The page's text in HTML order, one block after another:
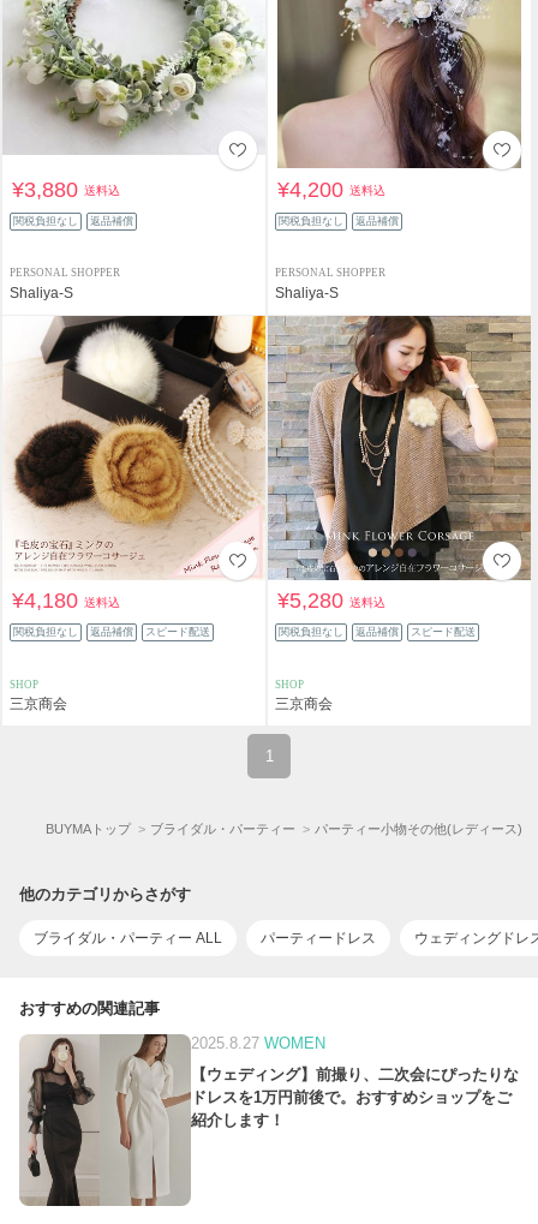
¥3,880送料込
関税負担なし 返品補償
PERSONAL SHOPPER
Shaliya-S
¥4,200送料込
関税負担なし 返品補償
PERSONAL SHOPPER
Shaliya-S
¥4,180送料込
関税負担なし 返品補償 スピード配送
SHOP
三京商会
¥5,280送料込
関税負担なし 返品補償 スピード配送
SHOP
三京商会
1
BUYMAトップ ブライダル・パーティー パーティー小物その他(レディース)
他のカテゴリからさがす
ブライダル・パーティー ALL パーティードレス ウェディングドレ
おすすめの関連記事
2025.8.27 WOMEN
【ウェディング】前撮り、二次会にぴったりな
ドレスを1万円前後で。おすすめショップをご
紹介します！